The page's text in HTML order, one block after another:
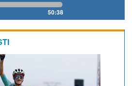
50:38